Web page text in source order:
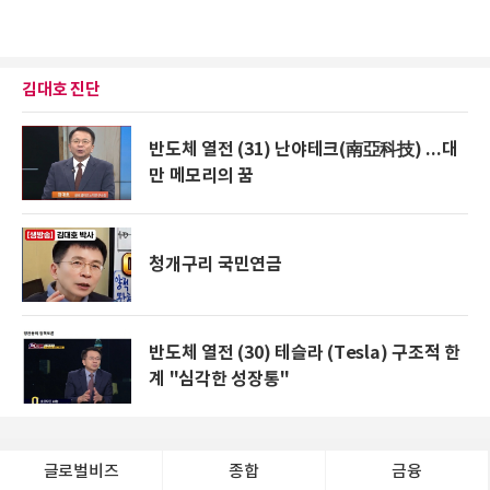
김대호 진단
반도체 열전 (31) 난야테크(南亞科技) ...대
만 메모리의 꿈
청개구리 국민연금
반도체 열전 (30) 테슬라 (Tesla) 구조적 한
계 "심각한 성장통"
글로벌비즈 종합 금융